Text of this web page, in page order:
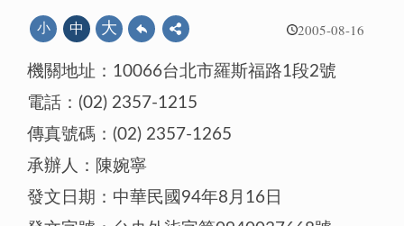
2005-08-16
小 中 大
機關地址：10066台北市羅斯福路1段2號
電話：(02) 2357-1215
傳真號碼：(02) 2357-1265
承辦人：陳婉寧
發文日期：中華民國94年8月16日